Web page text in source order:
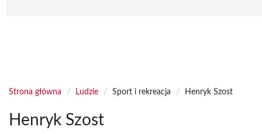
Strona główna / Ludzie / Sport i rekreacja / Henryk Szost
Henryk Szost